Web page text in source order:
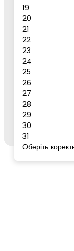
19
20
21
22
23
24
25
26
27
28
29
30
31
Оберіть
Повідомлення
Щоб
сервіс із